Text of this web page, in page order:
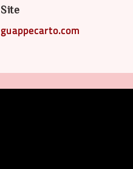
Site
guappecarto.com